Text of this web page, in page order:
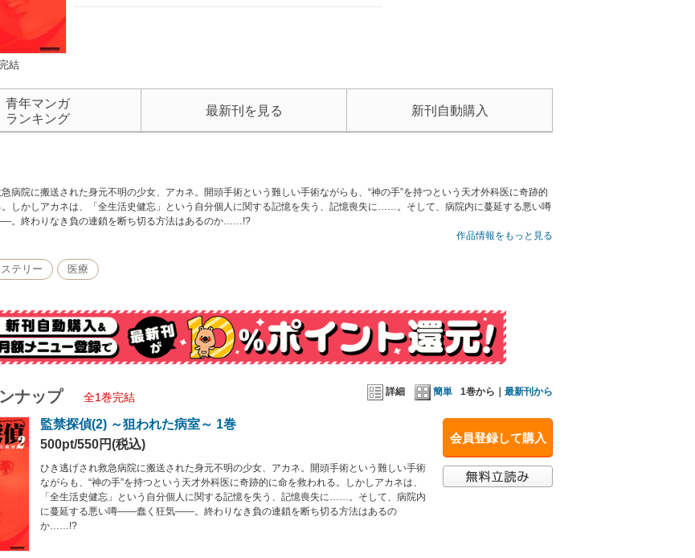
結
青年マンガ
ランキング
最新刊を見る 新刊自動購入
病院に搬送された身元不明の少女、アカネ。開頭手術という難しい手術ながらも、“神の手”を持つという天才外科医に奇跡的
。しかしアカネは、「全生活史健忘」という自分個人に関する記憶を失う、記憶喪失に……。そして、病院内に蔓延する悪い噂
終わりなき負の連鎖を断ち切る方法はあるのか……!?
作品情報をもっと見る
ステリー 医療
詳細 簡単 1巻から｜ 最新刊から
ナップ 全1巻完結
会員登録して購入
監禁探偵(2) ～狙われた病室～ 1巻
500pt/550円(税込)
ひき逃げされ救急病院に搬送された身元不明の少女、アカネ。開頭手術という難しい手術
ながらも、“神の手”を持つという天才外科医に奇跡的に命を救われる。しかしアカネは、
「全生活史健忘」という自分個人に関する記憶を失う、記憶喪失に……。そして、病院内
に蔓延する悪い噂――蠢く狂気――。終わりなき負の連鎖を断ち切る方法はあるの
か……!?